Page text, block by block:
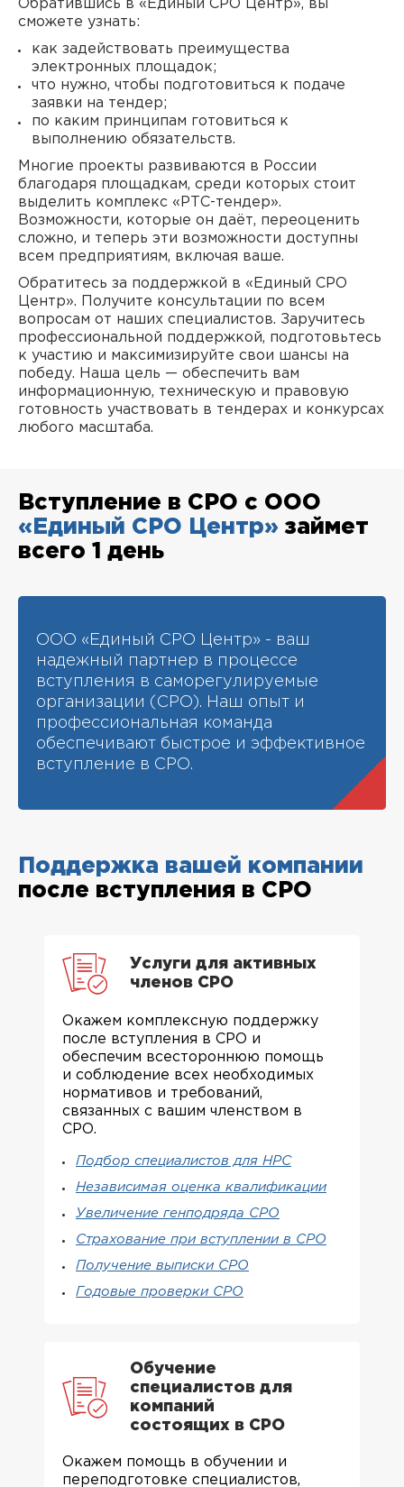
Обратившись в «Единый СРО Центр», вы
сможете узнать:
как задействовать преимущества
электронных площадок;
что нужно, чтобы подготовиться к подаче
заявки на тендер;
по каким принципам готовиться к
выполнению обязательств.
Многие проекты развиваются в России
благодаря площадкам, среди которых стоит
выделить комплекс «РТС-тендер».
Возможности, которые он даёт, переоценить
сложно, и теперь эти возможности доступны
всем предприятиям, включая ваше.
Обратитесь за поддержкой в «Единый СРО
Центр». Получите консультации по всем
вопросам от наших специалистов. Заручитесь
профессиональной поддержкой, подготовьтесь
к участию и максимизируйте свои шансы на
победу. Наша цель — обеспечить вам
информационную, техническую и правовую
готовность участвовать в тендерах и конкурсах
любого масштаба.
Вступление в СРО с ООО
«Единый СРО Центр» займет
всего 1 день
ООО «Единый СРО Центр» - ваш
надежный партнер в процессе
вступления в саморегулируемые
организации (СРО). Наш опыт и
профессиональная команда
обеспечивают быстрое и эффективное
вступление в СРО.
Поддержка вашей компании
после вступления в СРО
Услуги для активных
членов СРО
Окажем комплексную поддержку
после вступления в СРО и
обеспечим всестороннюю помощь
и соблюдение всех необходимых
нормативов и требований,
связанных с вашим членством в
СРО.
Подбор специалистов для НРС
Независимая оценка квалификации
Увеличение генподряда СРО
Страхование при вступлении в СРО
Получение выписки СРО
Годовые проверки СРО
Обучение
специалистов для
компаний
состоящих в СРО
Окажем помощь в обучении и
переподготовке специалистов,